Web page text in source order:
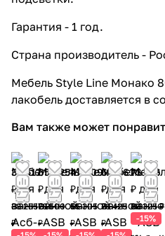
Гарантия - 1 год.
Страна производитель -
Мебель Style Line Монако
лакобель доставляется в
Вам также может
32 517
₽
38 255
₽
65 025
₽
76 500
₽
47 009
₽
55 305
₽
64 961
₽
76 425
₽
73 376
₽
86 325 ₽
-15%